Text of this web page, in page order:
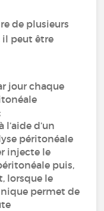
de plusieurs
il peut être
jour chaque
d’un
péritonéale
injecte le
puis,
lorsque le
permet de